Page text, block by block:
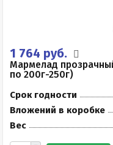
1 764 руб.
Мармелад
по 200г-250г)
Срок годности
Вложений в коробке
Вес